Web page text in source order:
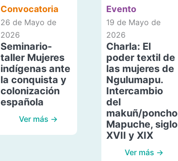
Convocatoria
26 de Mayo de
2026
Seminario-
taller Mujeres
indígenas ante
la conquista y
colonización
española
Ver más →
Evento
19 de Mayo de
2026
Charla: El
poder textil de
las mujeres de
Ngulumapu.
Intercambio
del
makuñ/poncho
Mapuche, siglo
XVII y XIX
Ver más →